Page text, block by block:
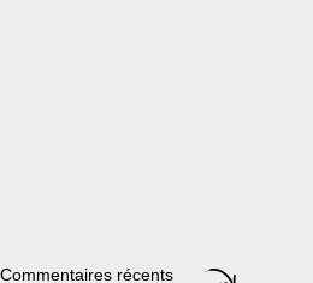
Commentaires récents